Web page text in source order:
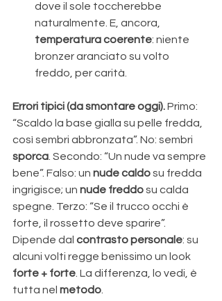
dove il sole toccherebbe
naturalmente. E, ancora,
temperatura coerente: niente
bronzer aranciato su volto
freddo, per carità.
Errori tipici (da smontare oggi). Primo:
“Scaldo la base gialla su pelle fredda,
così sembri abbronzata”. No: sembri
sporca. Secondo: “Un nude va sempre
bene”. Falso: un nude caldo su fredda
ingrigisce; un nude freddo su calda
spegne. Terzo: “Se il trucco occhi è
forte, il rossetto deve sparire”.
Dipende dal contrasto personale: su
alcuni volti regge benissimo un look
forte + forte. La differenza, lo vedi, è
tutta nel metodo.